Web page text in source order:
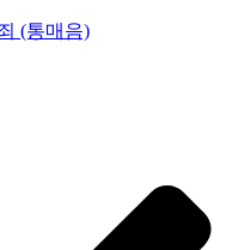
(통매음)